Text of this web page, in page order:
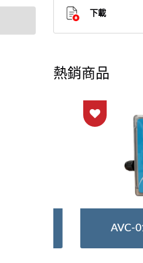
值可
紫外吸
下載
熱銷商品
AVC-010